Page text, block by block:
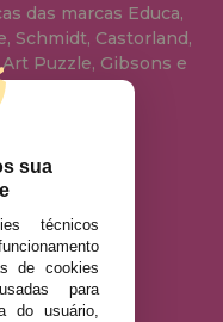
das marcas Educa,
Schmidt, Castorland,
Puzzle, Gibsons e
sua
técnicos
de cookies
para
do usuário,